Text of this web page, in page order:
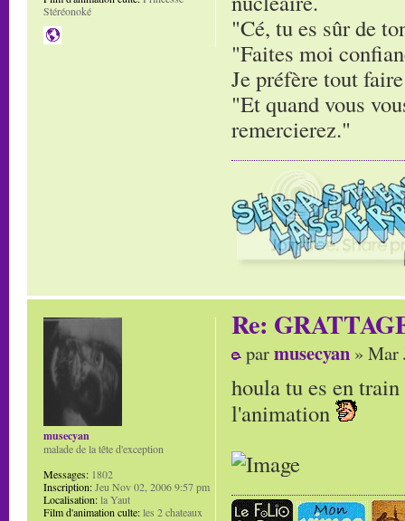
"Cé, tu es sûr de
"Faites moi
Je préfère tout
"Et quand vous
remercierez."
Stéréonoké
Re:
parmusecyan » Mar
houla tu es en
l'animation
musecyan
malade de la tête d'exception
Messages: 1802
Inscription:Jeu Nov 02, 2006 9:57 pm
Localisation:la Yaut
Film d'animation culte:les 2 chateaux